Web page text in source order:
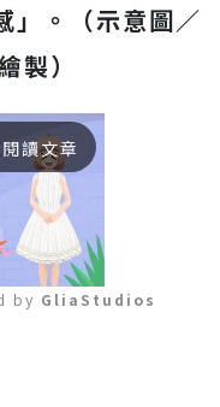
」。（示意圖／
製）
閱讀文章
by GliaStudios